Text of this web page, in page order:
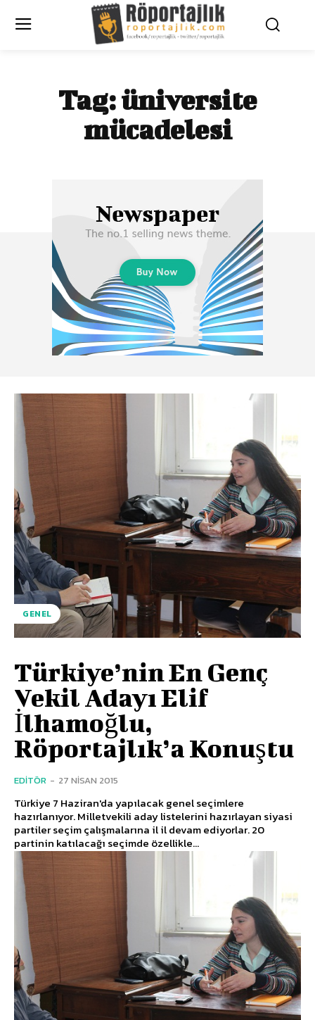
Tag:üniversite
mücadelesi
GENEL
Türkiye’nin En Genç
Vekil Adayı Elif
İlhamoğlu,
Röportajlık’a Konuştu
EDITÖR - 27 NISAN 2015
Türkiye 7 Haziran'da yapılacak genel seçimlere
hazırlanıyor. Milletvekili aday listelerini hazırlayan siyasi
partiler seçim çalışmalarına il il devam ediyorlar. 20
partinin katılacağı seçimde özellikle...